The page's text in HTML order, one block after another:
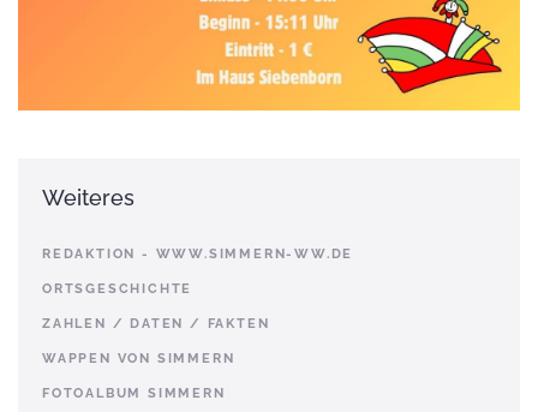
Weiteres
REDAKTION - WWW.SIMMERN-WW.DE
ORTSGESCHICHTE
ZAHLEN / DATEN / FAKTEN
WAPPEN VON SIMMERN
FOTOALBUM SIMMERN